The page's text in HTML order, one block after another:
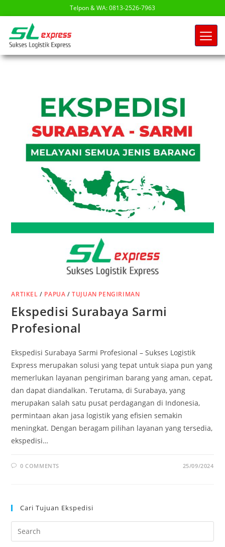
Telpon & WA: 0813-2526-7963
ARTIKEL / PAPUA /TUJUAN PENGIRIMAN
Ekspedisi Surabaya Sarmi
Profesional
Ekspedisi Surabaya Sarmi Profesional – Sukses Logistik
Express merupakan solusi yang tepat untuk siapa pun yang
memerlukan layanan pengiriman barang yang aman, cepat,
dan dapat diandalkan. Terutama, di Surabaya, yang
merupakan salah satu pusat perdagangan di Indonesia,
permintaan akan jasa logistik yang efisien semakin
meningkat. Dengan beragam pilihan layanan yang tersedia,
ekspedisi…
0 COMMENTS 25/09/2024
Cari Tujuan Ekspedisi